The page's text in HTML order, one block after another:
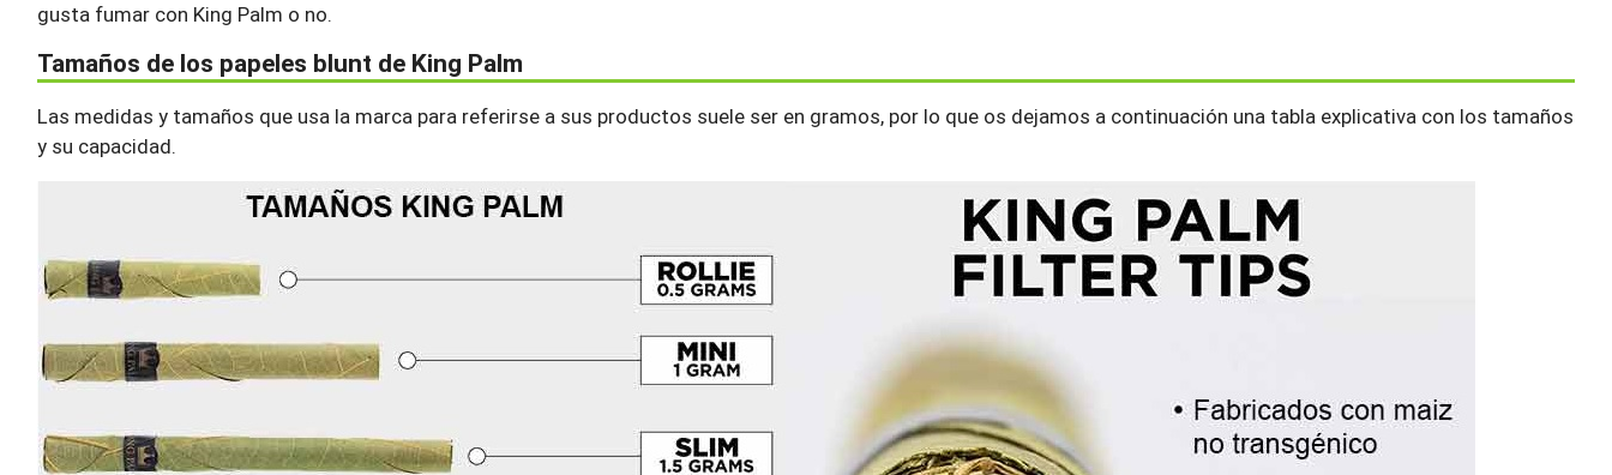
gusta fumar con King Palm o no.
Tamaños de los papeles blunt de King Palm
Las medidas y tamaños que usa la marca para referirse a sus productos suele ser en gramos, por lo que os dejamos a continuación una tabla explicativa con los tamaños
y su capacidad.